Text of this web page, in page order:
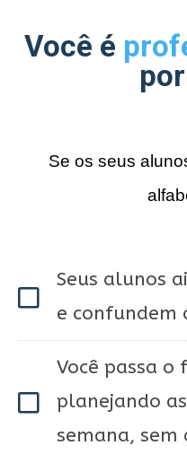
Você é
Se os seus
Seus alunos
e confundem
Você passa o
planejando
semana, sem